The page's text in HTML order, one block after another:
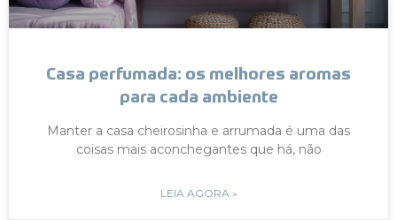
Casa perfumada: os melhores aromas
para cada ambiente
Manter a casa cheirosinha e arrumada é uma das
coisas mais aconchegantes que há, não
LEIA AGORA »